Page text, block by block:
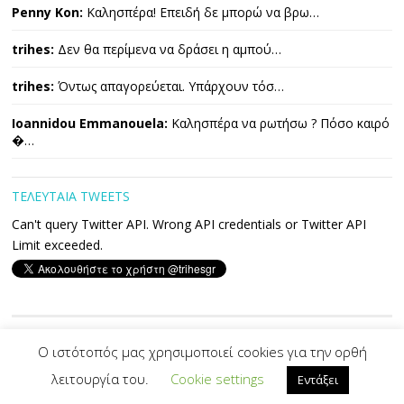
Penny Kon: Καλησπέρα! Επειδή δε μπορώ να βρω…
trihes: Δεν θα περίμενα να δράσει η αμπού…
trihes: Όντως απαγορεύεται. Υπάρχουν τόσ…
Ioannidou Emmanouela: Καλησπέρα να ρωτήσω ? Πόσο καιρό
�…
ΤΕΛΕΥΤΑΙΑ TWEETS
Can't query Twitter API. Wrong API credentials or Twitter API
Limit exceeded.
Copyright © 2026 ΤΡΙΧΕΣ. All Rights Reserved.
Designed by
Developed By -|PVS|-
Ο ιστότοπός μας χρησιμοποιεί cookies για την ορθή
λειτουργία του.
Cookie settings Εντάξει